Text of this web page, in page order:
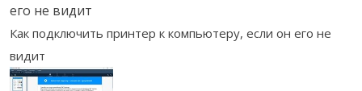
Как подключить принтер к компьютеру, если он его не
видит